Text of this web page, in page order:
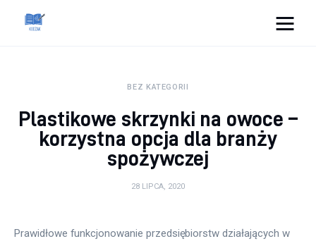
Zdrowie
Lifestyle
Więcej
BEZ KATEGORII
Plastikowe skrzynki na owoce –
korzystna opcja dla branży
spożywczej
28 LIPCA, 2020
Prawidłowe funkcjonowanie przedsiębiorstw działających w